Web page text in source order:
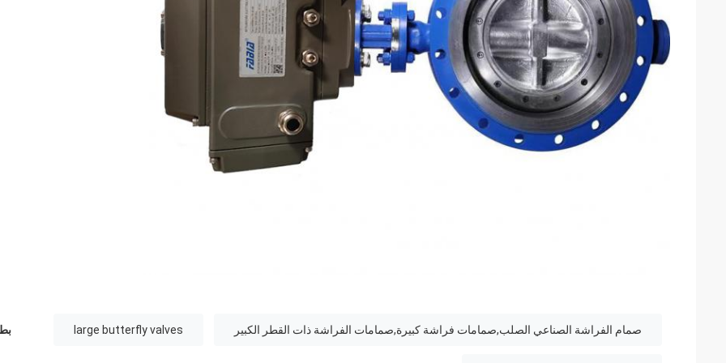
صمام الفراشة الصناعي الصلب,صمامات فراشة كبيرة,صمامات الفراشة ذات القطر الكبير large butterfly valves